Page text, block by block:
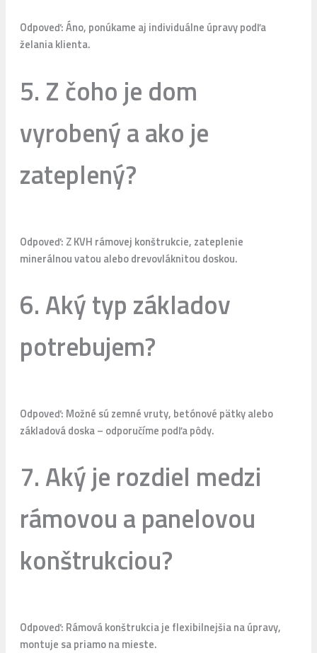
Odpoveď: Áno, ponúkame aj individuálne úpravy podľa
želania klienta.
5. Z čoho je dom
vyrobený a ako je
zateplený?
Odpoveď: Z KVH rámovej konštrukcie, zateplenie
minerálnou vatou alebo drevovláknitou doskou.
6. Aký typ základov
potrebujem?
Odpoveď: Možné sú zemné vruty, betónové pätky alebo
základová doska – odporučíme podľa pôdy.
7. Aký je rozdiel medzi
rámovou a panelovou
konštrukciou?
Odpoveď: Rámová konštrukcia je flexibilnejšia na úpravy,
montuje sa priamo na mieste.